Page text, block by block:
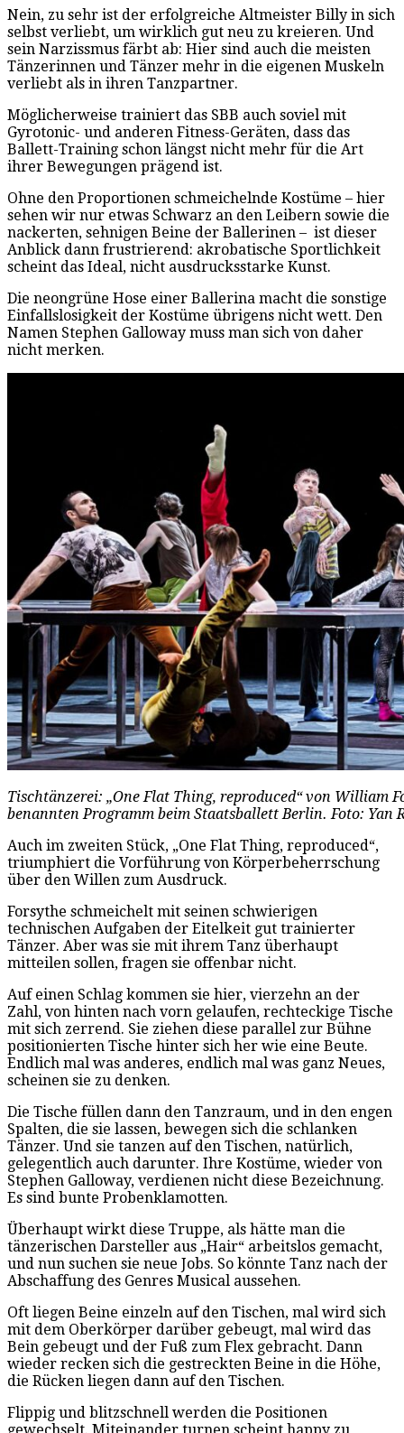
Nein, zu sehr ist der erfolgreiche Altmeister Billy in sich
selbst verliebt, um wirklich gut neu zu kreieren. Und
sein Narzissmus färbt ab: Hier sind auch die meisten
Tänzerinnen und Tänzer mehr in die eigenen Muskeln
verliebt als in ihren Tanzpartner.
Möglicherweise trainiert das SBB auch soviel mit
Gyrotonic- und anderen Fitness-Geräten, dass das
Ballett-Training schon längst nicht mehr für die Art
ihrer Bewegungen prägend ist.
Ohne den Proportionen schmeichelnde Kostüme – hier
sehen wir nur etwas Schwarz an den Leibern sowie die
nackerten, sehnigen Beine der Ballerinen – ist dieser
Anblick dann frustrierend: akrobatische Sportlichkeit
scheint das Ideal, nicht ausdrucksstarke Kunst.
Die neongrüne Hose einer Ballerina macht die sonstige
Einfallslosigkeit der Kostüme übrigens nicht wett. Den
Namen Stephen Galloway muss man sich von daher
nicht merken.
Tischtänzerei: „One Flat Thing, reproduced“ von William
benannten Programm beim Staatsballett Berlin. Foto: Yan
Auch im zweiten Stück, „One Flat Thing, reproduced“,
triumphiert die Vorführung von Körperbeherrschung
über den Willen zum Ausdruck.
Forsythe schmeichelt mit seinen schwierigen
technischen Aufgaben der Eitelkeit gut trainierter
Tänzer. Aber was sie mit ihrem Tanz überhaupt
mitteilen sollen, fragen sie offenbar nicht.
Auf einen Schlag kommen sie hier, vierzehn an der
Zahl, von hinten nach vorn gelaufen, rechteckige Tische
mit sich zerrend. Sie ziehen diese parallel zur Bühne
positionierten Tische hinter sich her wie eine Beute.
Endlich mal was anderes, endlich mal was ganz Neues,
scheinen sie zu denken.
Die Tische füllen dann den Tanzraum, und in den engen
Spalten, die sie lassen, bewegen sich die schlanken
Tänzer. Und sie tanzen auf den Tischen, natürlich,
gelegentlich auch darunter. Ihre Kostüme, wieder von
Stephen Galloway, verdienen nicht diese Bezeichnung.
Es sind bunte Probenklamotten.
Überhaupt wirkt diese Truppe, als hätte man die
tänzerischen Darsteller aus „Hair“ arbeitslos gemacht,
und nun suchen sie neue Jobs. So könnte Tanz nach der
Abschaffung des Genres Musical aussehen.
Oft liegen Beine einzeln auf den Tischen, mal wird sich
mit dem Oberkörper darüber gebeugt, mal wird das
Bein gebeugt und der Fuß zum Flex gebracht. Dann
wieder recken sich die gestreckten Beine in die Höhe,
die Rücken liegen dann auf den Tischen.
Flippig und blitzschnell werden die Positionen